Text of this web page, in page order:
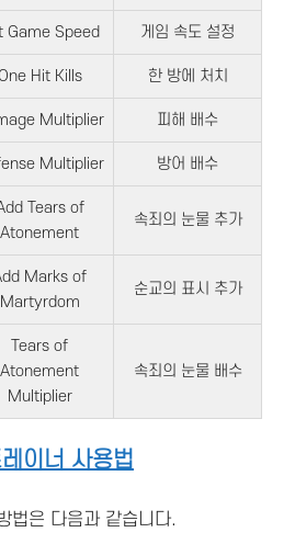
Game Speed 게임 속도 설정
Hit Kills 한 방에 처치
Multiplier 피해 배수
Multiplier 방어 배수
Tears of
Atonement
속죄의 눈물 추가
Marks of
Martyrdom
순교의 표시 추가
Tears of
Atonement
Multiplier
속죄의 눈물 배수
이너 사용법
법은 다음과 같습니다.